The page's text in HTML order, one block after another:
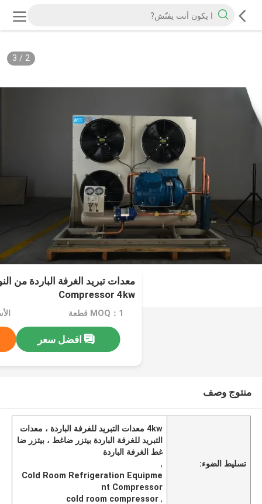
2
/
3
معدات تبريد الغرفة الباردة من
Compressor 4kw
MOQ：1 قطعة
افضل سعر
منتوج وصف
تسليط الضوء:
4kw معدات التبريد للغرفة الباردة ، معدات
التبريد للغرفة الباردة بيتزر ضاغط ، بيتزر ضا
غط الغرفة الباردة
,
Cold Room Refrigeration Equipme
nt Compressor
,
cold room compressor